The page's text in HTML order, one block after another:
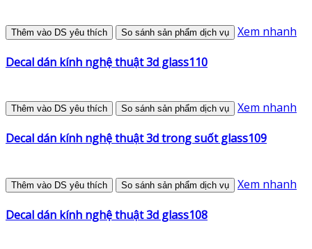
Thêm vào DS yêu thích So sánh sản phẩm dịch vụ Xem nhanh
Decal dán kính nghệ thuật 3d glass110
Thêm vào DS yêu thích So sánh sản phẩm dịch vụ Xem nhanh
Decal dán kính nghệ thuật 3d trong suốt glass109
Thêm vào DS yêu thích So sánh sản phẩm dịch vụ Xem nhanh
Decal dán kính nghệ thuật 3d glass108